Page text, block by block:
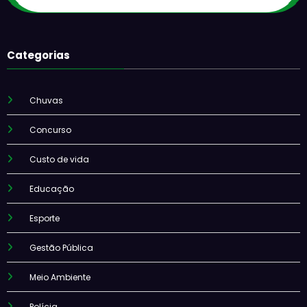
Categorias
Chuvas
Concurso
Custo de vida
Educação
Esporte
Gestão Pública
Meio Ambiente